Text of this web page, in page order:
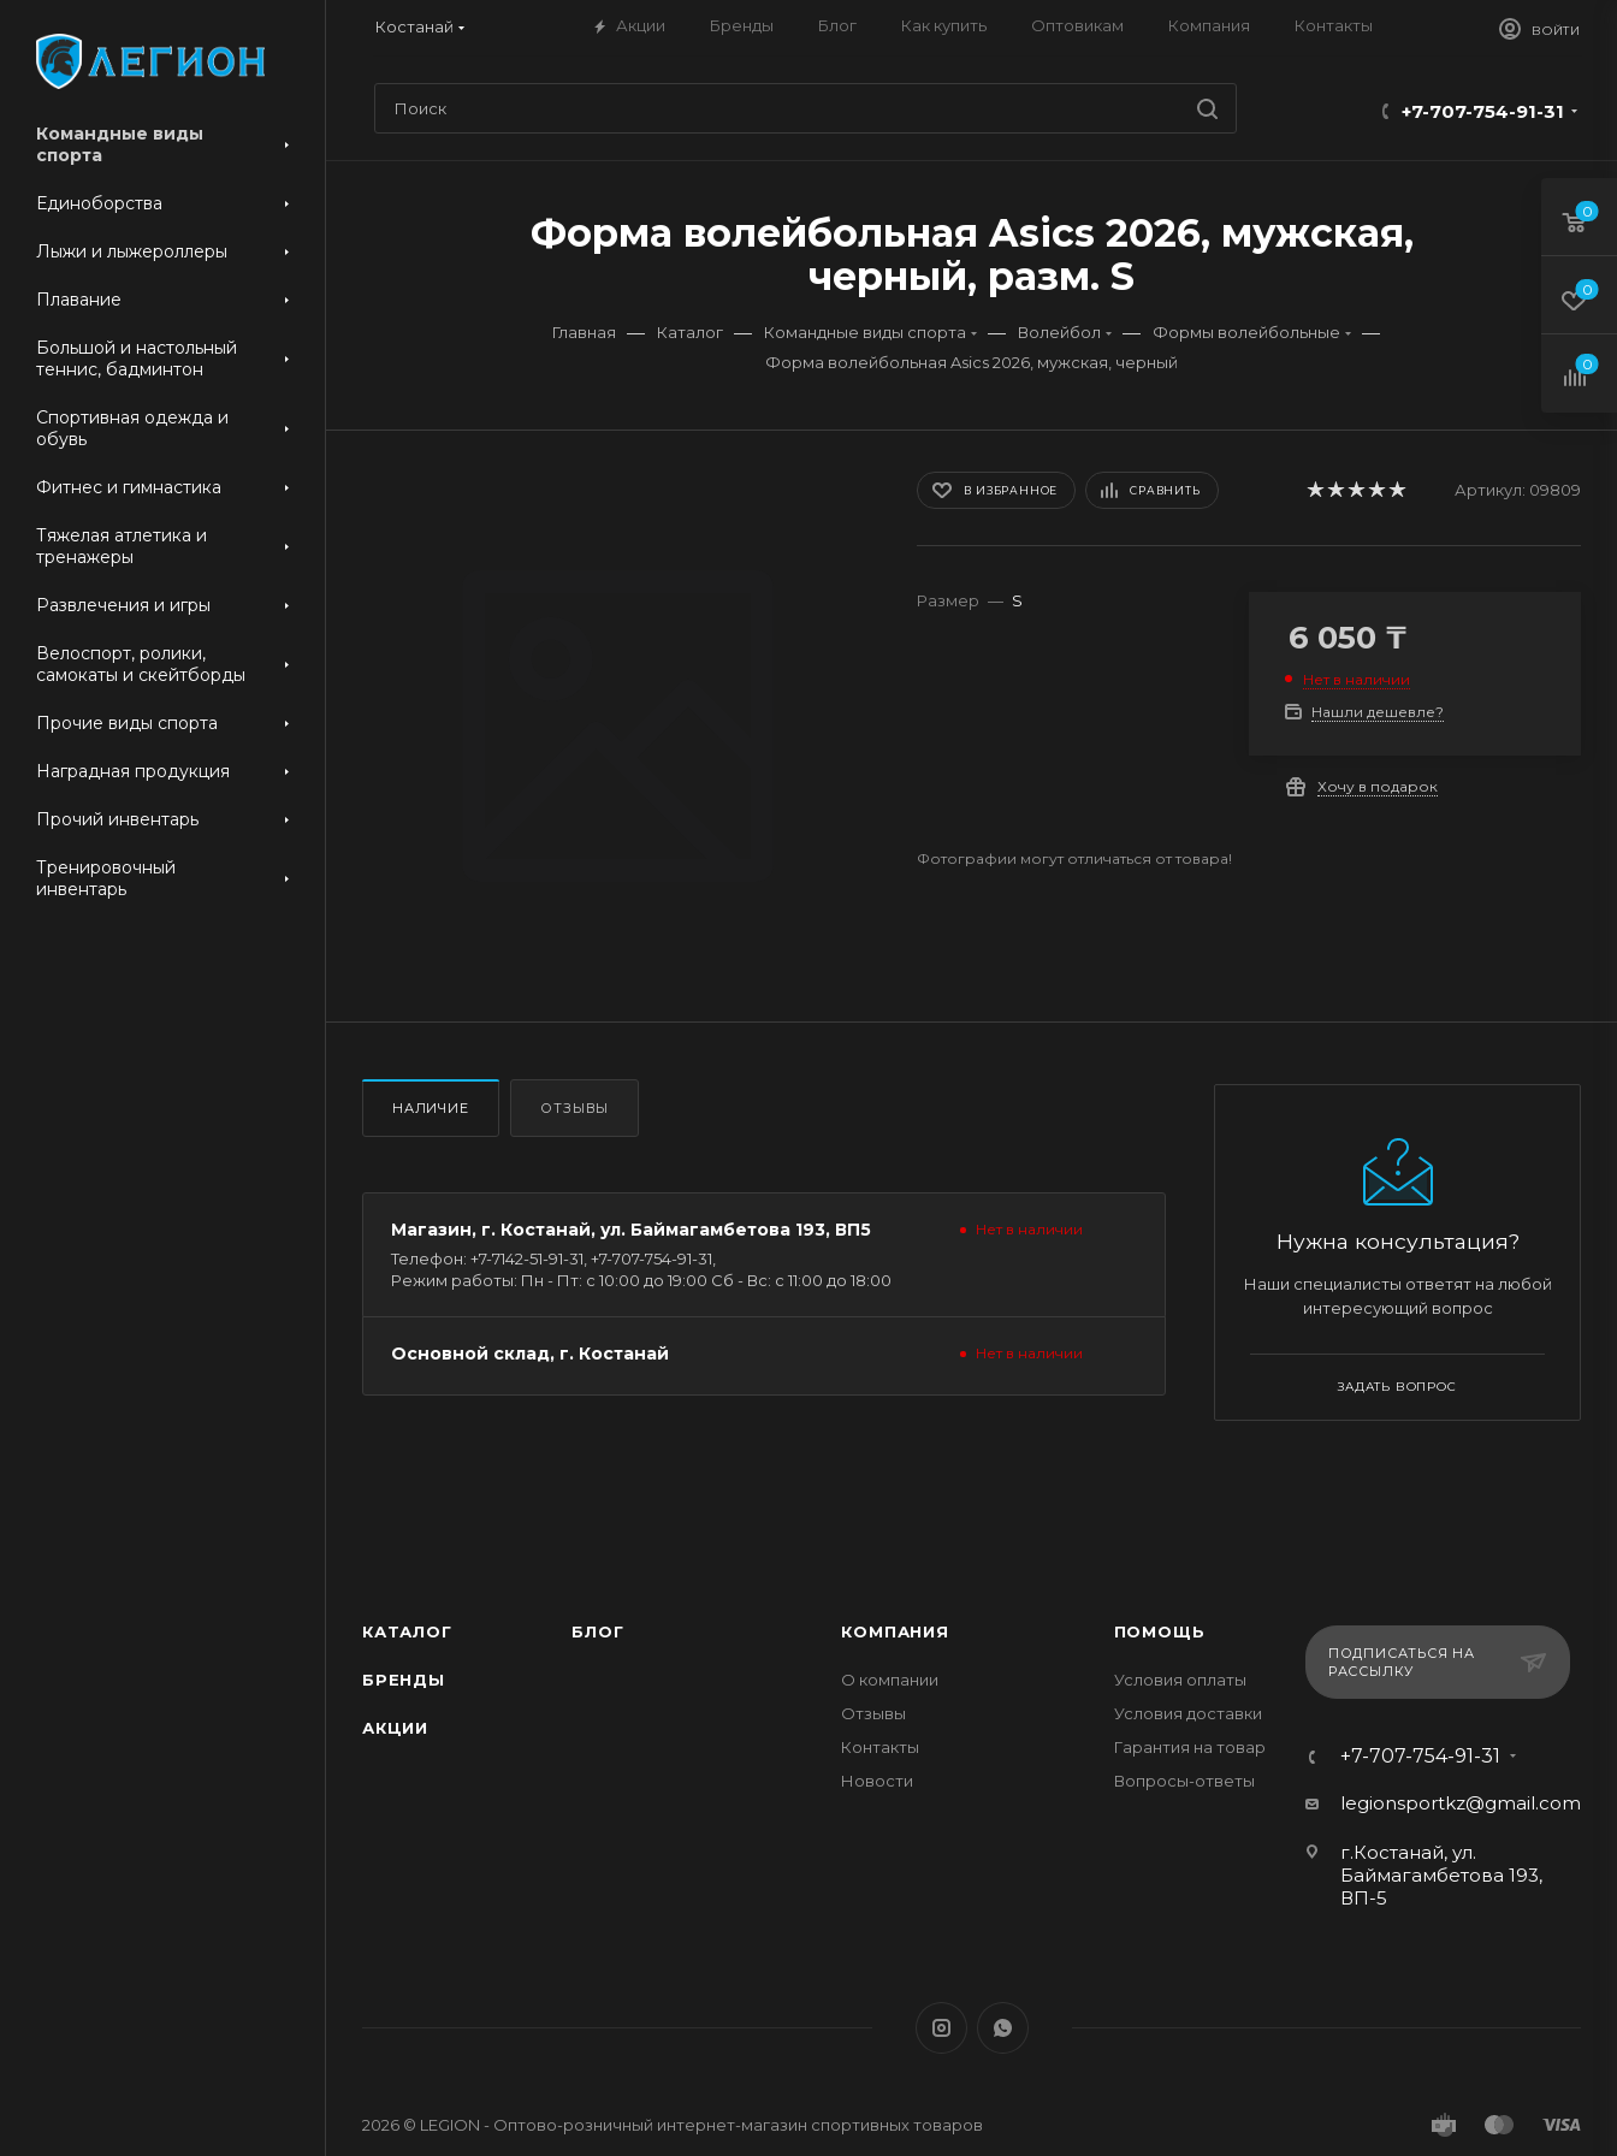
Костанай Акции Бренды Блог Как купить Оптовикам Компания Контакты ВОЙТИ
+7-707-754-91-31
Командные виды
спорта
Единоборства
Лыжи и лыжероллеры
Плавание
Большой и настольный
теннис, бадминтон
Спортивная одежда и
обувь
Фитнес и гимнастика
Тяжелая атлетика и
тренажеры
Развлечения и игры
Велоспорт, ролики,
самокаты и скейтборды
Прочие виды спорта
Наградная продукция
Прочий инвентарь
Тренировочный
инвентарь
Форма волейбольная Asics 2026, мужская,
черный, разм. S
Главная — Каталог — Командные виды спорта — Волейбол — Формы волейбольные —
Форма волейбольная Asics 2026, мужская, черный
В ИЗБРАННОЕ СРАВНИТЬ Артикул: 09809
Размер — S
6 050 ₸
Нет в наличии
Нашли дешевле?
Хочу в подарок
Фотографии могут отличаться от товара!
НАЛИЧИЕ ОТЗЫВЫ
Магазин, г. Костанай, ул. Баймагамбетова 193, ВП5
Телефон: +7-7142-51-91-31, +7-707-754-91-31,
Режим работы: Пн - Пт: с 10:00 до 19:00 Сб - Вс: с 11:00 до 18:00
Нет в наличии
Основной склад, г. Костанай Нет в наличии
Нужна консультация?
Наши специалисты ответят на любой
интересующий вопрос
ЗАДАТЬ ВОПРОС
КАТАЛОГ
БРЕНДЫ
АКЦИИ
БЛОГ КОМПАНИЯ
О компании
Отзывы
Контакты
Новости
ПОМОЩЬ
Условия оплаты
Условия доставки
Гарантия на товар
Вопросы-ответы
ПОДПИСАТЬСЯ НА
РАССЫЛКУ
+7-707-754-91-31
legionsportkz@gmail.com
г.Костанай, ул.
Баймагамбетова 193,
ВП-5
2026 © LEGION - Оптово-розничный интернет-магазин спортивных товаров
0
0
0